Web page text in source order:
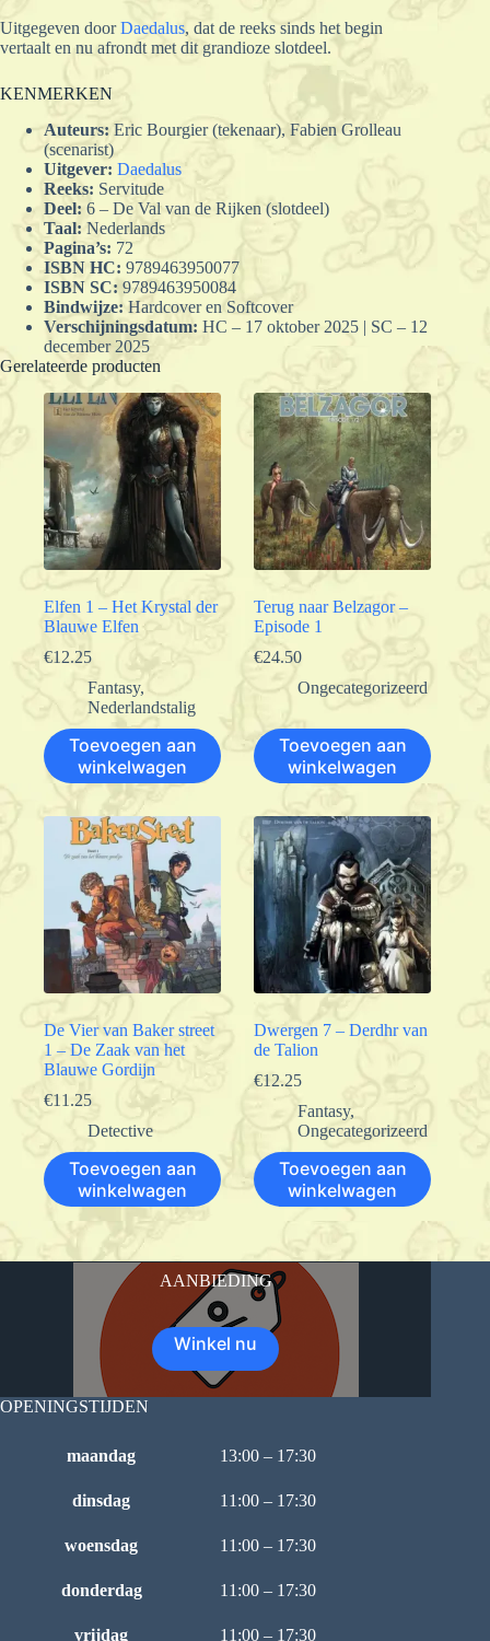
Uitgegeven doorDaedalus, dat de reeks sinds het begin
vertaalt en nu afrondt met dit grandioze slotdeel.
KENMERKEN
Auteurs: Eric Bourgier (tekenaar), Fabien Grolleau
(scenarist)
Uitgever: Daedalus
Reeks: Servitude
Deel: 6 – De Val van de Rijken (slotdeel)
Taal: Nederlands
Pagina’s: 72
ISBN HC: 9789463950077
ISBN SC: 9789463950084
Bindwijze: Hardcover en Softcover
Verschijningsdatum: HC – 17 oktober 2025 | SC – 12
december 2025
Gerelateerde producten
Elfen 1 – Het Krystal der
Blauwe Elfen
€12.25
Fantasy,
Nederlandstalig
Toevoegen aan
winkelwagen
Terug naar Belzagor –
Episode 1
€24.50
Ongecategorizeerd
Toevoegen aan
winkelwagen
De Vier van Baker street
1 – De Zaak van het
Blauwe Gordijn
€11.25
Detective
Toevoegen aan
winkelwagen
Dwergen 7 – Derdhr van
de Talion
€12.25
Fantasy,
Ongecategorizeerd
Toevoegen aan
winkelwagen
AANBIEDING
Winkel nu
OPENINGSTIJDEN
maandag 13:00 – 17:30
dinsdag 11:00 – 17:30
woensdag 11:00 – 17:30
donderdag 11:00 – 17:30
vrijdag 11:00 – 17:30